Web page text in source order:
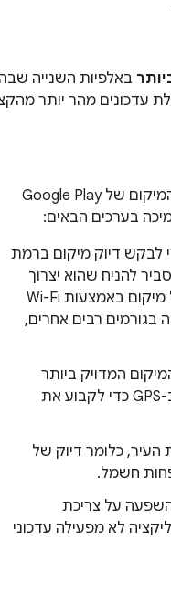
באלפיות השנייה שבה
עדכונים מהר יותר
– השיטה הזו מגדירה את העדיפות של הבקשה, וכך שירותי המיקום של Google Play
לבקש דיוק מיקום ברמת
גסה, וסביר להניח שהוא יצרוך
פחות חשמל. אם ההגדרה הזו מופעלת, שירותי המיקום כנראה יסתמכו על מיקום באמצעות Wi-Fi
בגורמים רבים אחרים,
המדויק ביותר
שאפשר. כשההגדרה הזו מופעלת, שירותי המיקום נוטים יותר להשתמש ב-GPS כדי לקבוע את
כלומר דיוק של
על צריכת
לא מפעילה עדכוני